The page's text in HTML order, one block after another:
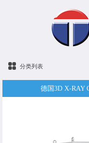
分类列表
德国3D X-RAY